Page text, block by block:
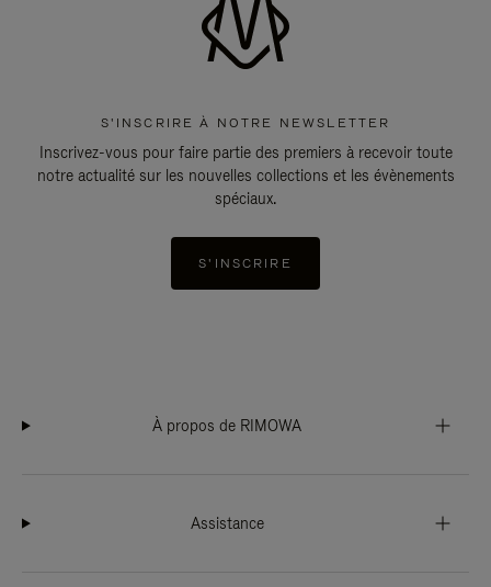
S'INSCRIRE À NOTRE NEWSLETTER
Inscrivez-vous pour faire partie des premiers à recevoir toute
notre actualité sur les nouvelles collections et les évènements
spéciaux.
S'INSCRIRE
À propos de RIMOWA
Assistance